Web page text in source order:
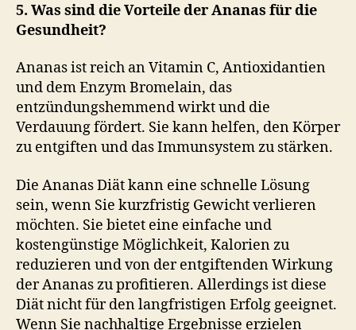
5. Was sind die Vorteile der Ananas für die
Gesundheit?
Ananas ist reich an Vitamin C, Antioxidantien
und dem Enzym Bromelain, das
entzündungshemmend wirkt und die
Verdauung fördert. Sie kann helfen, den Körper
zu entgiften und das Immunsystem zu stärken.
Die Ananas Diät kann eine schnelle Lösung
sein, wenn Sie kurzfristig Gewicht verlieren
möchten. Sie bietet eine einfache und
kostengünstige Möglichkeit, Kalorien zu
reduzieren und von der entgiftenden Wirkung
der Ananas zu profitieren. Allerdings ist diese
Diät nicht für den langfristigen Erfolg geeignet.
Wenn Sie nachhaltige Ergebnisse erzielen